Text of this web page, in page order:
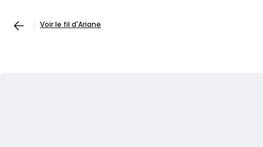
Voir le fil d'Ariane